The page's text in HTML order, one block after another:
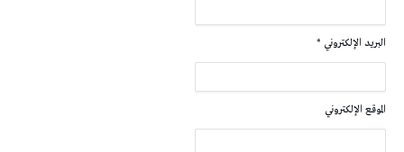
البريد الإلكتروني *
الموقع الإلكتروني